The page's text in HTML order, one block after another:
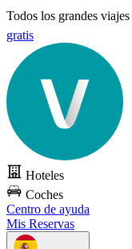
Todos los grandes viajes
gratis
Hoteles
Coches
Centro de ayuda
Mis Reservas